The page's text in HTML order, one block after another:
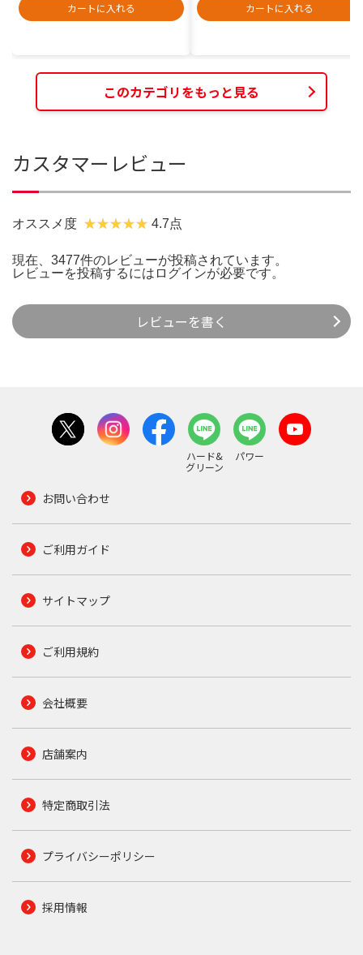
カートに入れる
カートに入れる
このカテゴリをもっと見る
カスタマーレビュー
オススメ度 4.7点
現在、3477件のレビューが投稿されています。
レビューを投稿するには ログインが必要です。
レビューを書く
ハード&
グリーン
パワー
お問い合わせ
ご利用ガイド
サイトマップ
ご利用規約
会社概要
店舗案内
特定商取引法
プライバシーポリシー
採用情報